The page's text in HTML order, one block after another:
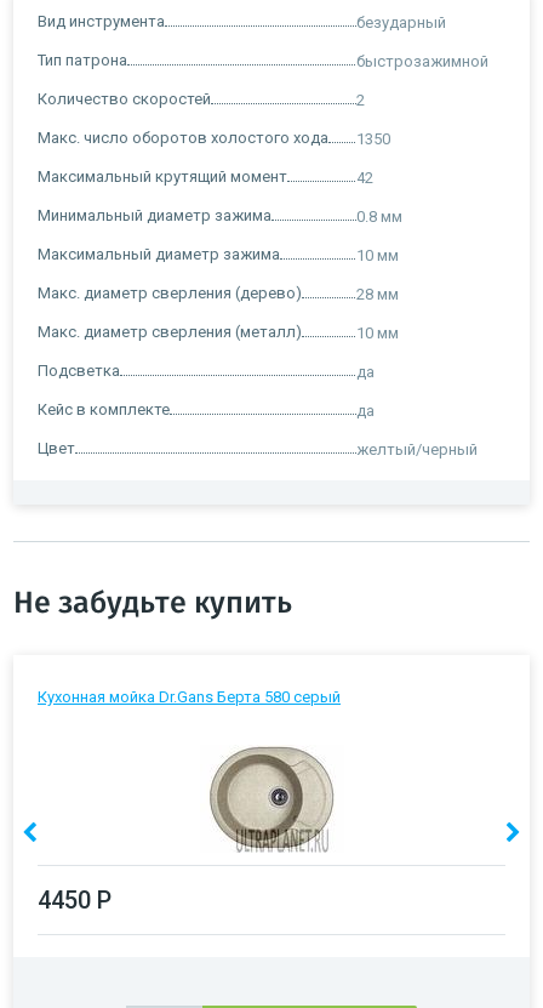
Вид инструмента безударный
Тип патрона быстрозажимной
Количество скоростей 2
Макс. число оборотов холостого хода 1350
Максимальный крутящий момент 42
Минимальный диаметр зажима 0.8 мм
Максимальный диаметр зажима 10 мм
Макс. диаметр сверления (дерево) 28 мм
Макс. диаметр сверления (металл) 10 мм
Подсветка да
Кейс в комплекте да
Цвет желтый/черный
Не забудьте купить
Кухонная мойка Dr.Gans Берта 580 серый
4450 Р